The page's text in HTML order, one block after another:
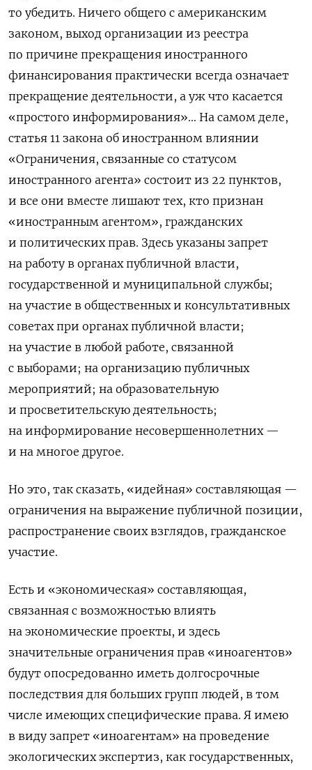
то убедить. Ничего общего с американским
законом, выход организации из реестра
по причине прекращения иностранного
финансирования практически всегда означает
прекращение деятельности, а уж что касается
«простого информирования»… На самом деле,
статья 11 закона об иностранном влиянии
«Ограничения, связанные со статусом
иностранного агента» состоит из 22 пунктов,
и все они вместе лишают тех, кто признан
«иностранным агентом», гражданских
и политических прав. Здесь указаны запрет
на работу в органах публичной власти,
государственной и муниципальной службы;
на участие в общественных и консультативных
советах при органах публичной власти;
на участие в любой работе, связанной
с выборами; на организацию публичных
мероприятий; на образовательную
и просветительскую деятельность;
на информирование несовершеннолетних —
и на многое другое.
Но это, так сказать, «идейная» составляющая —
ограничения на выражение публичной позиции,
распространение своих взглядов, гражданское
участие.
Есть и «экономическая» составляющая,
связанная с возможностью влиять
на экономические проекты, и здесь
значительные ограничения прав «иноагентов»
будут опосредованно иметь долгосрочные
последствия для больших групп людей, в том
числе имеющих специфические права. Я имею
в виду запрет «иноагентам» на проведение
экологических экспертиз, как государственных,